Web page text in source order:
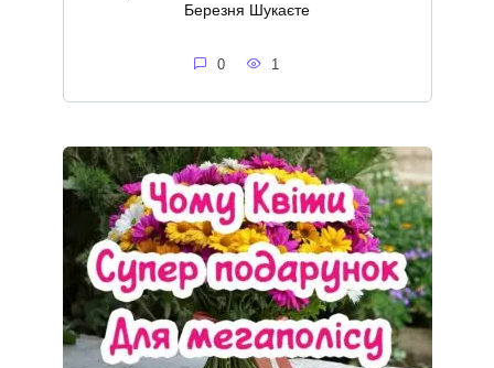
Березня Шукаєте
0 1